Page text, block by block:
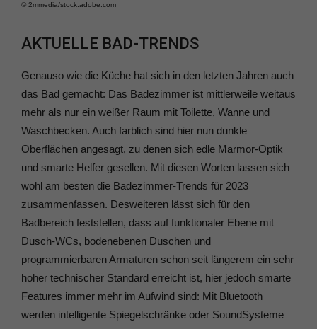
© 2mmedia/​stock.adobe.com
AKTUELLE BAD-TRENDS
Genauso wie die Küche hat sich in den letzten Jahren auch
das Bad gemacht: Das Badezimmer ist mittlerweile weitaus
mehr als nur ein weißer Raum mit Toilette, Wanne und
Waschbecken. Auch farblich sind hier nun dunkle
Oberflächen angesagt, zu denen sich edle Marmor-Optik
und smarte Helfer gesellen. Mit diesen Worten lassen sich
wohl am besten die Badezimmer-Trends für 2023
zusammenfassen. Desweiteren lässt sich für den
Badbereich feststellen, dass auf funktionaler Ebene mit
Dusch-WCs, bodenebenen Duschen und
programmierbaren Armaturen schon seit längerem ein sehr
hoher technischer Standard erreicht ist, hier jedoch smarte
Features immer mehr im Aufwind sind: Mit Bluetooth
werden intelligente Spiegelschränke oder SoundSysteme